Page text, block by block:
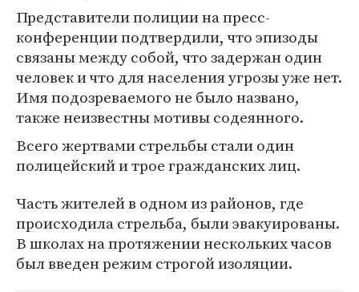
Представители полиции на пресс-
конференции подтвердили, что эпизоды
связаны между собой, что задержан один
человек и что для населения угрозы уже нет.
Имя подозреваемого не было названо,
также неизвестны мотивы содеянного.
Всего жертвами стрельбы стали один
полицейский и трое гражданских лиц.
Часть жителей в одном из районов, где
происходила стрельба, были эвакуированы.
В школах на протяжении нескольких часов
был введен режим строгой изоляции.